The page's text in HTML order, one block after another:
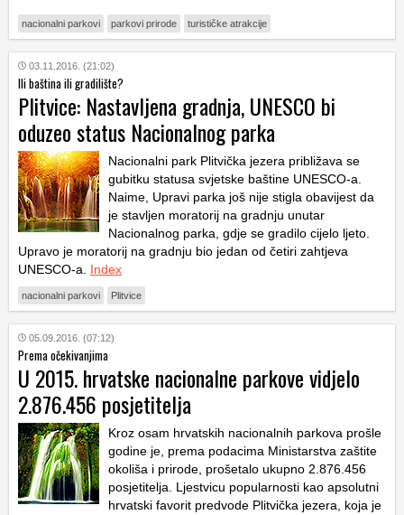
nacionalni parkovi parkovi prirode turističke atrakcije
03.11.2016. (21:02)
Ili baština ili gradilište?
Plitvice: Nastavljena gradnja, UNESCO bi
oduzeo status Nacionalnog parka
Nacionalni park Plitvička jezera približava se
gubitku statusa svjetske baštine UNESCO-a.
Naime, Upravi parka još nije stigla obavijest da
je stavljen moratorij na gradnju unutar
Nacionalnog parka, gdje se gradilo cijelo ljeto.
Upravo je moratorij na gradnju bio jedan od četiri zahtjeva
UNESCO-a. Index
nacionalni parkovi Plitvice
05.09.2016. (07:12)
Prema očekivanjima
U 2015. hrvatske nacionalne parkove vidjelo
2.876.456 posjetitelja
Kroz osam hrvatskih nacionalnih parkova prošle
godine je, prema podacima Ministarstva zaštite
okoliša i prirode, prošetalo ukupno 2.876.456
posjetitelja. Ljestvicu popularnosti kao apsolutni
hrvatski favorit predvode Plitvička jezera, koja je